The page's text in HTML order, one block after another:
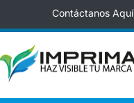
Contáctanos Aquí